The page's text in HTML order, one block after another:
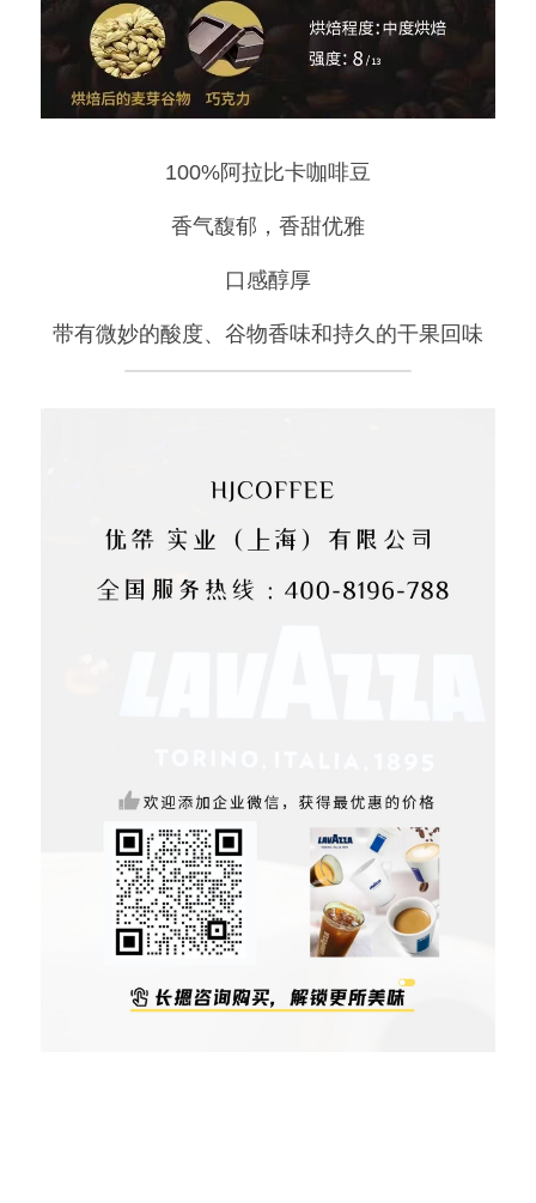
100%阿拉比卡咖啡豆
香气馥郁，香甜优雅
口感醇厚
带有微妙的酸度、谷物香味和持久的干果回味